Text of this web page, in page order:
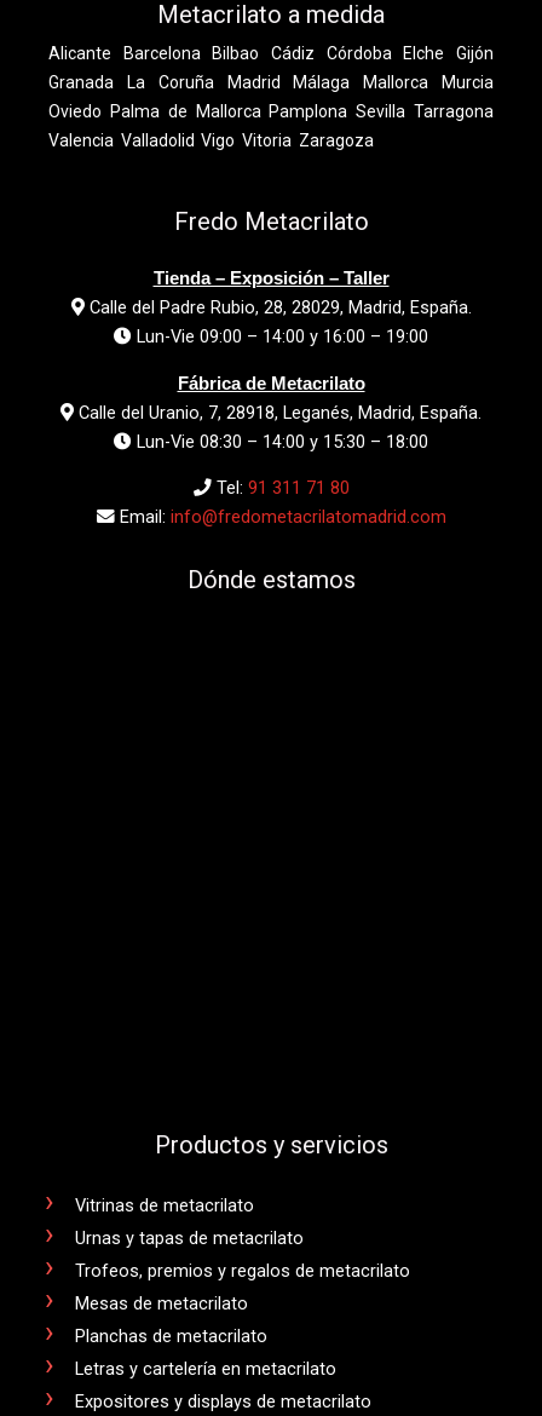
Metacrilato a medida
Alicante Barcelona Bilbao Cádiz Córdoba Elche
Gijón
Granada
La Coruña Madrid Málaga Mallorca
Murcia
Oviedo
Palma de Mallorca Pamplona Sevilla Tarragona
Valencia Valladolid Vigo Vitoria Zaragoza
Fredo Metacrilato
Tienda – Exposición – Taller
Calle del Padre Rubio, 28, 28029, Madrid, España.
Lun-Vie 09:00 – 14:00 y 16:00 – 19:00
Fábrica de Metacrilato
Calle del Uranio, 7, 28918, Leganés, Madrid, España.
Lun-Vie 08:30 – 14:00 y 15:30 – 18:00
Tel: 91 311 71 80
Email: info@fredometacrilatomadrid.com
Dónde estamos
Productos y servicios
Vitrinas de metacrilato
Urnas y tapas de metacrilato
Trofeos, premios y regalos de metacrilato
Mesas de metacrilato
Planchas de metacrilato
Letras y cartelería en metacrilato
Expositores y displays de metacrilato